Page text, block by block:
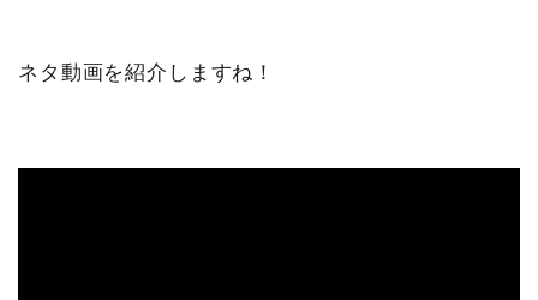
ネタ動画を紹介しますね！